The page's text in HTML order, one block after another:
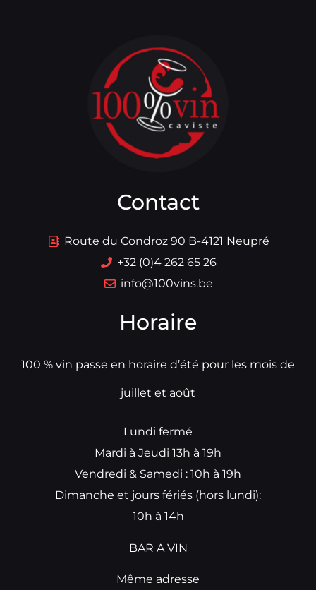
Contact
Route du Condroz 90 B-4121 Neupré
+32 (0)4 262 65 26
info@100vins.be
Horaire
100 % vin passe en horaire d’été pour les mois de
juillet et août
Lundi fermé
Mardi à Jeudi 13h à 19h
Vendredi & Samedi : 10h à 19h
Dimanche et jours fériés (hors lundi):
10h à 14h
BAR A VIN
Même adresse